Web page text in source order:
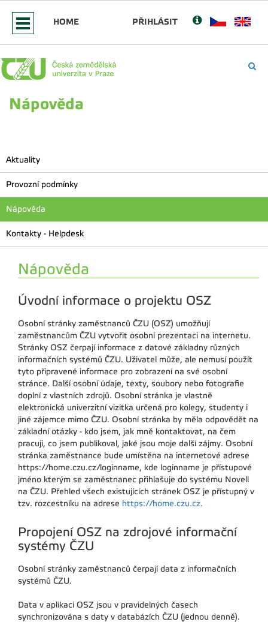
HOME PŘIHLÁSIT
Nápověda
Aktuality
Provozní podmínky
Nápověda
Kontakty - Helpdesk
Nápověda
Úvodní informace o projektu OSZ
Osobní stránky zaměstnanců ČZU (OSZ) umožňují
zaměstnancům ČZU vytvořit osobní prezentaci na internetu.
Stránky OSZ čerpají informace z datové základny různých
informačních systémů ČZU. Uživatel může, ale nemusí použít
tyto připravené informace pro zobrazení na své osobní
stránce. Další osobní údaje, texty, soubory nebo fotografie
doplní z vlastních zdrojů. Osobní stránka je vlastně
elektronická univerzitní vizitka určená pro kolegy, studenty i
jiné zájemce mimo ČZU. Osobní stránka by měla odpovědět na
základní otázky - kdo jsem, jak mně kontaktovat, na čem
pracuji, co jsem publikoval, jaké jsou moje další zájmy. Osobní
stránka zaměstnance bude umístěna na internetové adrese
https://home.czu.cz/loginname, kde loginname je přístupové
jméno kterým se zaměstnanec přihlašuje do systému Novell
na ČZU. Přehled všech existujících stránek OSZ je přístupný v
tzv. rozcestníku na adrese https://home.czu.cz.
Propojení OSZ na zdrojové informační
systémy ČZU
Osobní stránky zaměstnanců čerpají data z informačních
systémů ČZU.
Data v aplikaci OSZ jsou v pravidelných časech
synchronizována s daty v databázích ČZU (jednou denně).